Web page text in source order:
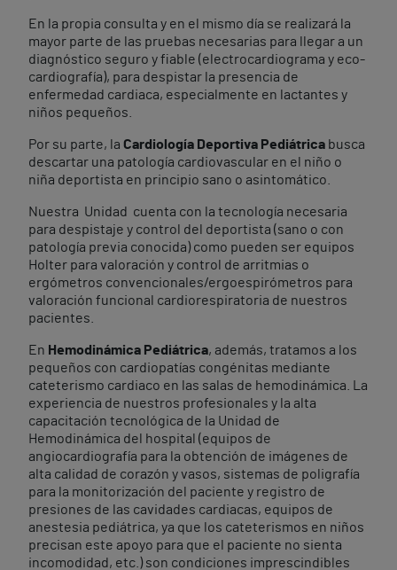
En la propia consulta y en el mismo día se realizará la
mayor parte de las pruebas necesarias para llegar a un
diagnóstico seguro y fiable (electrocardiograma y eco-
cardiografía), para despistar la presencia de
enfermedad cardiaca, especialmente en lactantes y
niños pequeños.
Por su parte, la Cardiología Deportiva Pediátrica busca
descartar una patología cardiovascular en el niño o
niña deportista en principio sano o asintomático.
Nuestra Unidad cuenta con la tecnología necesaria
para despistaje y control del deportista (sano o con
patología previa conocida) como pueden ser equipos
Holter para valoración y control de arritmias o
ergómetros convencionales/ergoespirómetros para
valoración funcional cardiorespiratoria de nuestros
pacientes.
En Hemodinámica Pediátrica, además, tratamos a los
pequeños con cardiopatías congénitas mediante
cateterismo cardiaco en las salas de hemodinámica. La
experiencia de nuestros profesionales y la alta
capacitación tecnológica de la Unidad de
Hemodinámica del hospital (equipos de
angiocardiografía para la obtención de imágenes de
alta calidad de corazón y vasos, sistemas de poligrafía
para la monitorización del paciente y registro de
presiones de las cavidades cardiacas, equipos de
anestesia pediátrica, ya que los cateterismos en niños
precisan este apoyo para que el paciente no sienta
incomodidad, etc.) son condiciones imprescindibles